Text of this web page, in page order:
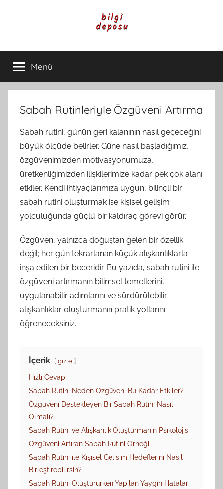
Bilgi
Deposu
Günlük
Yaşam
ve
Rehber
İçerikleri
Menü
Sabah Rutinleriyle Özgüveni Artırma
Sabah rutini, günün geri kalanının nasıl geçeceğini
büyük ölçüde belirler. Güne nasıl başladığımız,
özgüvenimizden motivasyonumuza,
üretkenliğimizden ilişkilerimize kadar pek çok alanı
etkiler. Kendi ihtiyaçlarımıza uygun, bilinçli bir
sabah rutini oluşturmak ise kişisel gelişim
yolculuğunda güçlü bir kaldıraç görevi görür.
Özgüven, yalnızca doğuştan gelen bir özellik
değil; her gün tekrarlanan küçük alışkanlıklarla
inşa edilen bir beceridir. Bu yazıda, sabah rutini ile
özgüveni artırmanın bilimsel temellerini,
uygulanabilir adımlarını ve sürdürülebilir
alışkanlıklar oluşturmanın pratik yollarını
öğreneceksiniz.
İçerik gizle
Hızlı Cevap
Sabah Rutini Neden Özgüveni Bu Kadar Etkiler?
Özgüveni Destekleyen Bir Sabah Rutini Nasıl
Olmalı?
Sabah Rutini ve Alışkanlık Oluşturmanın Psikolojisi
Özgüveni Artıran Sabah Rutini Örneği
Sabah Rutini ile Kişisel Gelişim Hedeflerini Nasıl
Birleştirebilirsin?
Sabah Rutini Oluştururken Yapılan Yaygın Hatalar